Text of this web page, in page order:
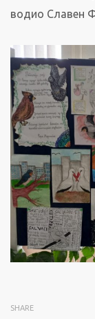
водио Славен
SHARE